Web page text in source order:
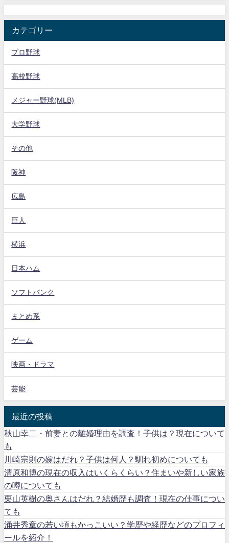
カテゴリー
プロ野球
高校野球
メジャー野球(MLB)
大学野球
その他
阪神
広島
巨人
横浜
日本ハム
ソフトバンク
まとめ系
ゲーム
映画・ドラマ
芸能
最近の投稿
秋山幸二・前妻との離婚理由を調査！子供は？現在について
も
川崎宗則の嫁はだれ？子供は何人？馴れ初めについても
清原和博の現在の収入はいくらくらい？住まいや新しい家族
の噂についても
栗山英樹の奥さんはだれ？結婚歴も調査！現在の仕事につい
ても
涌井秀章の若い頃もかっこいい？学歴や経歴などのプロフィ
ールを紹介！